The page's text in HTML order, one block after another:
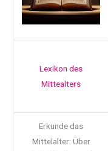
Lexikon des
Mittealters
Erkunde das
Mittelalter: Über